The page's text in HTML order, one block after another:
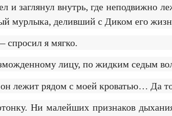
и заглянул внутрь, где
мурлыка, деливший с Диком его
я мягко.
лицу, по жидким седым
лежит рядом с моей кроватью… Да
Ни малейших признаков